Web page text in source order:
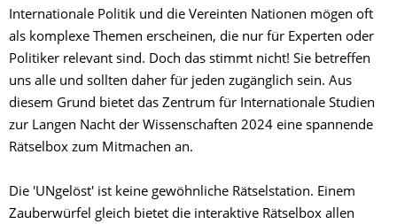
Internationale Politik und die Vereinten Nationen mögen oft
als komplexe Themen erscheinen, die nur für Experten oder
Politiker relevant sind. Doch das stimmt nicht! Sie betreffen
uns alle und sollten daher für jeden zugänglich sein. Aus
diesem Grund bietet das Zentrum für Internationale Studien
zur Langen Nacht der Wissenschaften 2024 eine spannende
Rätselbox zum Mitmachen an.
Die 'UNgelöst' ist keine gewöhnliche Rätselstation. Einem
Zauberwürfel gleich bietet die interaktive Rätselbox allen